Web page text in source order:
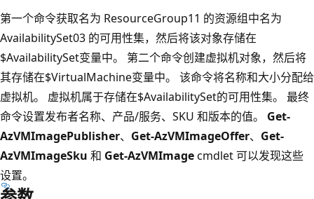
第一个命令获取名为 ResourceGroup11 的资源组中名为
AvailabilitySet03 的可用性集，然后将该对象存储在
$AvailabilitySet变量中。 第二个命令创建虚拟机对象，然后将
其存储在$VirtualMachine变量中。 该命令将名称和大小分配给
虚拟机。 虚拟机属于存储在$AvailabilitySet的可用性集。 最终
命令设置发布者名称、产品/服务、SKU 和版本的值。 Get-
AzVMImagePublisher、 Get-AzVMImageOffer、 Get-
AzVMImageSku 和 Get-AzVMImagecmdlet 可以发现这些
设置。